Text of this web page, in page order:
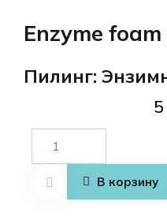
Enzyme
Пилинг:
Количество
Enzyme
В корзину